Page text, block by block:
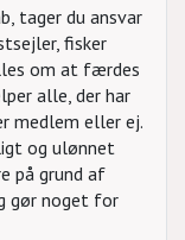
tager du ansvar
fisker
om at færdes
alle, der har
medlem eller ej.
og ulønnet
på grund af
gør noget for